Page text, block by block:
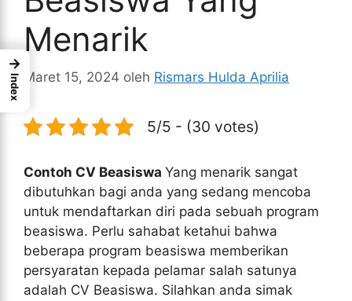
Menarik
Maret 15, 2024 oleh Rismars Hulda Aprilia
5/5 - (30 votes)
Contoh CV Beasiswa Yang menarik sangat
dibutuhkan bagi anda yang sedang mencoba
untuk mendaftarkan diri pada sebuah program
beasiswa. Perlu sahabat ketahui bahwa
beberapa program beasiswa memberikan
persyaratan kepada pelamar salah satunya
adalah CV Beasiswa. Silahkan anda simak
→
Index